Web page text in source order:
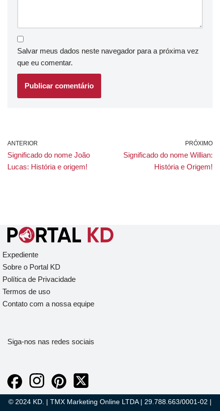
Salvar meus dados neste navegador para a próxima vez
que eu comentar.
ANTERIOR
Significado do nome João
Lucas: História e origem!
PRÓXIMO
Significado do nome Willian:
História e Origem!
Expediente
Sobre o Portal KD
Política de Privacidade
Termos de uso
Contato com a nossa equipe
Siga-nos nas redes sociais
© 2024 KD. | TMX Marketing Online LTDA | 29.788.663/0001-02 |